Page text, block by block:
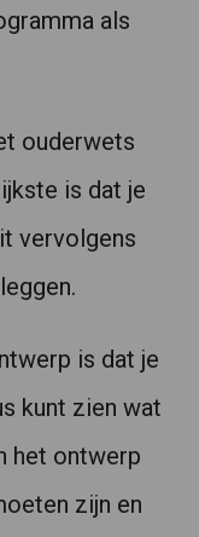
als
ouderwets
is dat je
vervolgens
is dat je
kunt zien wat
het ontwerp
zijn en